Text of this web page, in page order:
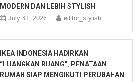
MODERN DAN LEBIH STYLISH
July 31, 2026 editor_stylish
IKEA INDONESIA HADIRKAN
“LUANGKAN RUANG”, PENATAAN
RUMAH SIAP MENGIKUTI PERUBAHAN